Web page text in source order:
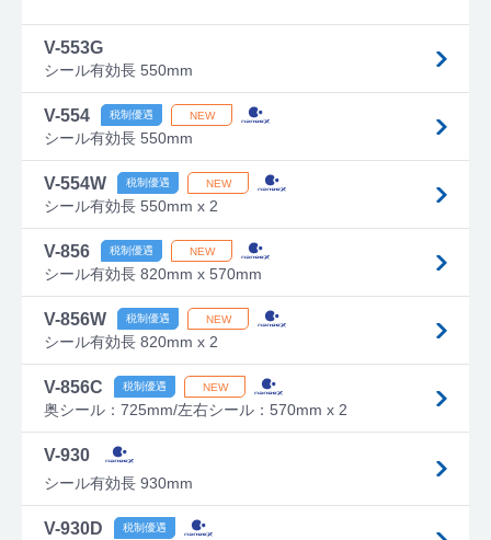
V-553G
シール有効長 550mm
V-554
シール有効長 550mm
V-554W
シール有効長 550mm x 2
V-856
シール有効長 820mm x 570mm
V-856W
シール有効長 820mm x 2
V-856C
奥シール：725mm/左右シール：570mm x 2
V-930
シール有効長 930mm
V-930D